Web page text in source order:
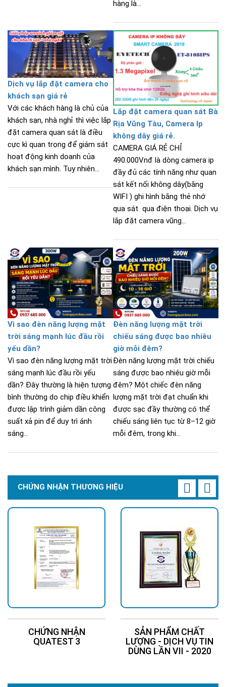
hàng là...
Dịch vụ lắp đặt camera cho
khách sạn giá rẻ
Với các khách hàng là chủ của
khách sạn, nhà nghỉ thì việc lắp
đặt camera quan sát là điều
cực kì quan trọng để giám sát
hoạt động kinh doanh của
khách sạn mình. Tuy nhiên...
Lắp đặt camera quan sát Bà
Rịa Vũng Tàu, Camera Ip
không dây giá rẻ.
CAMERA GIÁ RẺ CHỈ
490.000Vnđ là dòng camera ip
đầy đủ các tính năng như quan
sát kết nối không dây(bằng
WIFI ) ghi hình bằng thẻ nhớ
qua sát qua điện thoại. Dịch vụ
lắp đặt camera vũng...
Vì sao đèn năng lượng mặt
trời sáng mạnh lúc đầu rồi
yếu dần?
Vì sao đèn năng lượng mặt trời
sáng mạnh lúc đầu rồi yếu
dần? Đây thường là hiện tượng
bình thường do chip điều khiển
được lập trình giảm dần công
suất xả pin để duy trì ánh
sáng...
Đèn năng lượng mặt trời
chiếu sáng được bao nhiêu
giờ mỗi đêm?
Đèn năng lượng mặt trời chiếu
sáng được bao nhiêu giờ mỗi
đêm? Một chiếc đèn năng
lượng mặt trời đạt chuẩn khi
được sạc đầy thường có thể
chiếu sáng liên tục từ 8–12 giờ
mỗi đêm, trong khi...
CHỨNG NHẬN THƯƠNG HIỆU
CHỨNG NHẬN
QUATEST 3
SẢN PHẨM CHẤT
LƯỢNG - DỊCH VỤ TIN
DÙNG LẦN VII - 2020